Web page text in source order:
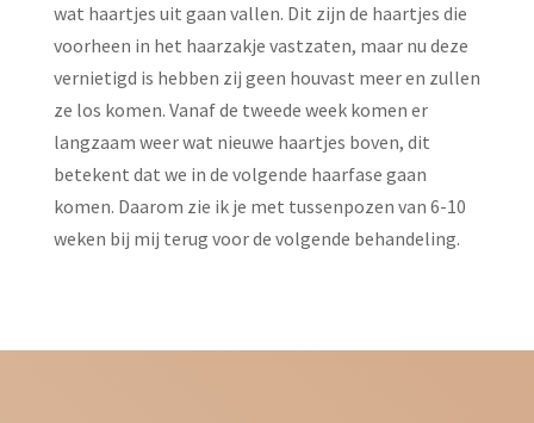
wat haartjes uit gaan vallen. Dit zijn de haartjes die
voorheen in het haarzakje vastzaten, maar nu deze
vernietigd is hebben zij geen houvast meer en zullen
ze los komen. Vanaf de tweede week komen er
langzaam weer wat nieuwe haartjes boven, dit
betekent dat we in de volgende haarfase gaan
komen. Daarom zie ik je met tussenpozen van 6-10
weken bij mij terug voor de volgende behandeling.